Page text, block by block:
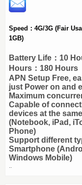
Speed：4G/3G (Fair
1GB)
Battery Life：10
Hours：180 Hours
APN Setup Free,
just Power on and
Maximum
Capable of
devices at the
(Notebook, iPad,
Phone)
Support different
Smartphone
Windows Mobile)
..